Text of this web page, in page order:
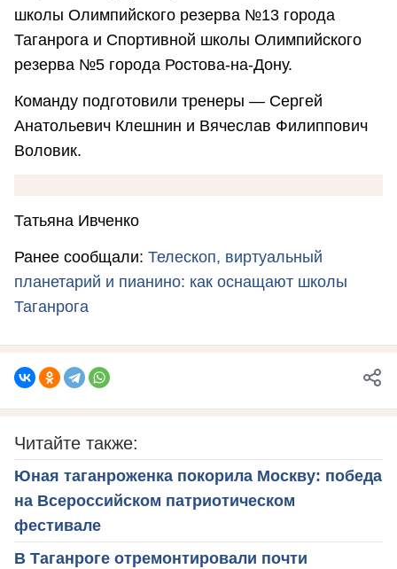
школы Олимпийского резерва №13 города
Таганрога и Спортивной школы Олимпийского
резерва №5 города Ростова-на-Дону.
Команду подготовили тренеры — Сергей
Анатольевич Клешнин и Вячеслав Филиппович
Воловик.
Татьяна Ивченко
Ранее сообщали: Телескоп, виртуальный
планетарий и пианино: как оснащают школы
Таганрога
Читайте также:
Юная таганроженка покорила Москву: победа
на Всероссийском патриотическом
фестивале
В Таганроге отремонтировали почти